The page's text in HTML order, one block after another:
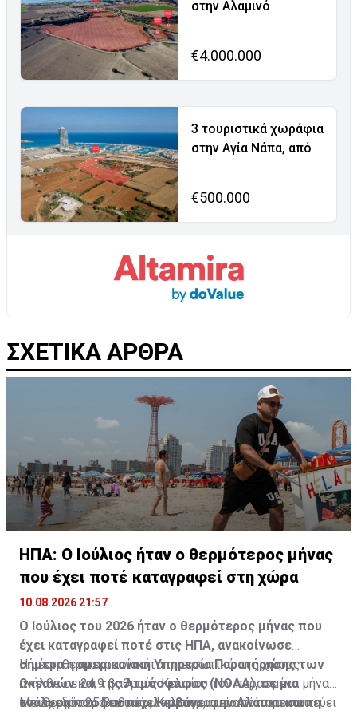
στην Αλαμινό
€4.000.000
3 τουριστικά χωράφια
στην Αγία Νάπα, από
€500.000
ΣΧΕΤΙΚΑ ΑΡΘΡΑ
ΗΠΑ: Ο Ιούλιος ήταν ο θερμότερος μήνας
που έχει ποτέ καταγραφεί στη χώρα
10.08.2026 21:57
Ο Ιούλιος του 2026 ήταν ο θερμότερος μήνας που
έχει καταγραφεί ποτέ στις ΗΠΑ, ανακοίνωσε
σήμερα η αμερικανική Υπηρεσία Παρατήρησης των
Ωκεανών και της Ατμόσφαιρας (NOAA), σε μια
ανάλυση που δεν περιλαμβάνει την Αλάσκα και τη
Η μέση θερμοκρασία στα ηπειρωτικά της χώρας
ανήλθε σε 24,9 βαθμούς Κελσίου τον περασμένο μήνα,
τον θερμότερο που έχει καταγραφεί από τότε που
Με σχεδόν 25 βαθμούς Κελσίου, αυτό αντιπροσωπεύει